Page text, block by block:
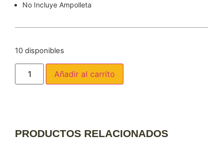
No Incluye Ampolleta
10 disponibles
Añadir al carrito
PRODUCTOS RELACIONADOS